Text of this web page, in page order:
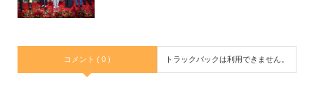
コメント ( 0 ) トラックバックは利用できません。